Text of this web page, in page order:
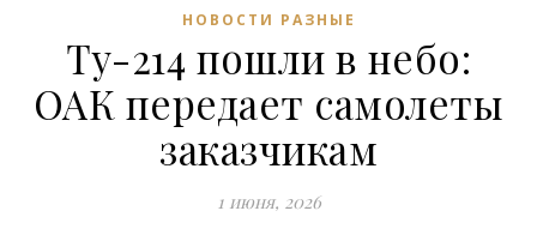
НОВОСТИ РАЗНЫЕ
Ту-214 пошли в небо:
ОАК передает самолеты
заказчикам
1 июня, 2026